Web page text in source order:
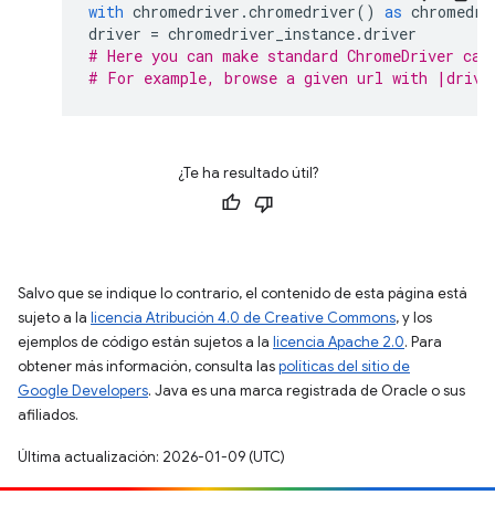
with chromedriver .chromedriver() as
driver = chromedriver_instance.driver
# Here you can make standard ChromeDriver
# For example, browse a given url with
¿Te ha resultado útil?
Salvo que se indique lo contrario, el contenido de esta página está
sujeto a la licencia Atribución 4.0 de Creative Commons, y los
ejemplos de código están sujetos a la licencia Apache 2.0. Para
obtener más información, consulta laspolíticas del sitio de
Google Developers. Java es una marca registrada de Oracle o sus
afiliados.
Última actualización: 2026-01-09 (UTC)